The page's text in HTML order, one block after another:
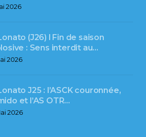
2026
(J26) l Fin de saison
: Sens interdit au…
2026
J25 : l’ASCK couronnée,
et l’AS OTR…
2026